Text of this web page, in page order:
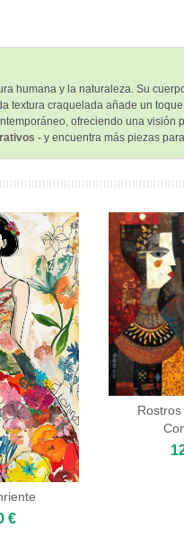
humana y la naturaleza. Su
craquelada añade un
ofreciendo una visión
- y encuentra más piezas
€